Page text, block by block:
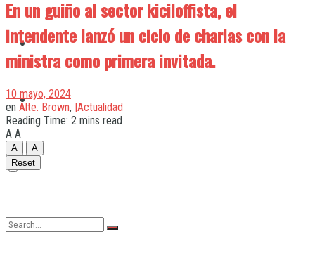
Quilmes
Varela
En un guiño al sector kiciloffista, el
intendente lanzó un ciclo de charlas con la
ministra como primera invitada.
10 mayo, 2024
en Alte. Brown, |Actualidad
Reading Time: 2 mins read
A A
A
A
Reset